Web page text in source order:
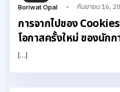
Boriwat Opal กันยายน 16,
การจากไปของ
โอกาสครั้งใหม่ ของนัก
[…]